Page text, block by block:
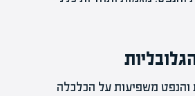
והנפט משפיעות על הכלכלה